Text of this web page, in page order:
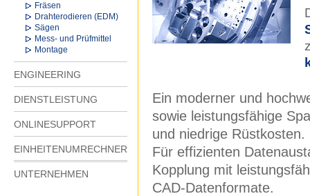
Fräsen
Drahterodieren (EDM)
Sägen
Mess- und Prüfmittel
Montage
ENGINEERING
DIENSTLEISTUNG
ONLINESUPPORT
EINHEITENUMRECHNER
UNTERNEHMEN
Ein moderner und
sowie leistungsfähige
und niedrige Rüstkosten.
Für effizienten
Kopplung mit
CAD-Datenformate.